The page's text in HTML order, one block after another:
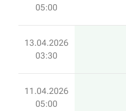
05:00
13.04.2026
03:30
11.04.2026
05:00